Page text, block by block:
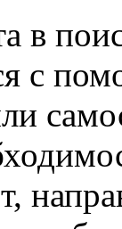
в
с